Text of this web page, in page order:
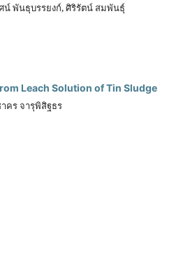
น์ พันธุบรรยงก์, ศิริรัตน์ สมพันธุ์
Leach Solution of Tin Sludge
คร จารุพิสิฐธร